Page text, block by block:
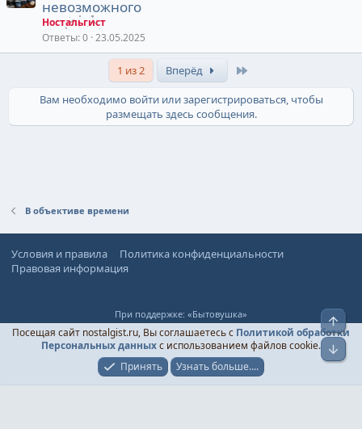
невозможного
Ностальгист
Ответы 0 23.05.2025
1 из 2 Вперёд
Вам необходимо войти или зарегистрироваться, чтобы
размещать здесь сообщения.
В объективе времени
Условия и правила
Политика конфиденциальности
Правовая информация
При поддержке: «Бытовушка»
© Ностальгист, 2024-2026
Посещая сайт nostalgist.ru, Вы соглашаетесь с Политикой обработки
Персональных данныхс использованием файлов cookie.
Принять
Узнать больше....
Верх